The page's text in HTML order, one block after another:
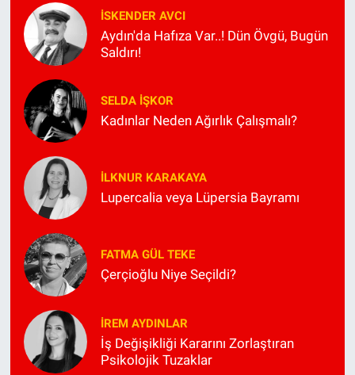
İSKENDER AVCI
Aydın'da Hafıza Var..! Dün Övgü, Bugün
Saldırı!
SELDA İŞKOR
Kadınlar Neden Ağırlık Çalışmalı?
İLKNUR KARAKAYA
Lupercalia veya Lüpersia Bayramı
FATMA GÜL TEKE
Çerçioğlu Niye Seçildi?
İREM AYDINLAR
İş Değişikliği Kararını Zorlaştıran
Psikolojik Tuzaklar